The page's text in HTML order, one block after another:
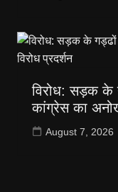
विरोध: सड़क के
कांग्रेस का
August 7, 2026